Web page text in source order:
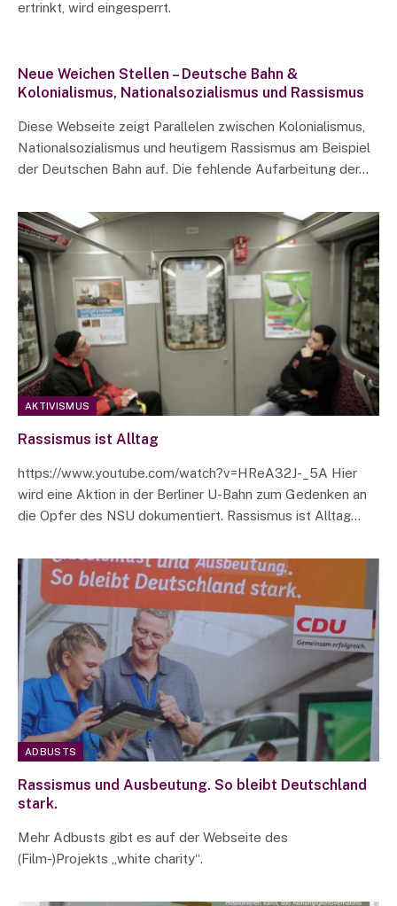
ertrinkt, wird eingesperrt.
Neue Weichen Stellen – Deutsche Bahn &
Kolonialismus, Nationalsozialismus und Rassismus
Diese Webseite zeigt Parallelen zwischen Kolonialismus,
Nationalsozialismus und heutigem Rassismus am Beispiel
der Deutschen Bahn auf. Die fehlende Aufarbeitung der…
AKTIVISMUS
Rassismus ist Alltag
https://www.youtube.com/watch?v=HReA32J-_5A Hier
wird eine Aktion in der Berliner U-Bahn zum Gedenken an
die Opfer des NSU dokumentiert. Rassismus ist Alltag…
ADBUSTS
Rassismus und Ausbeutung. So bleibt Deutschland
stark.
Mehr Adbusts gibt es auf der Webseite des
(Film-)Projekts „white charity“.